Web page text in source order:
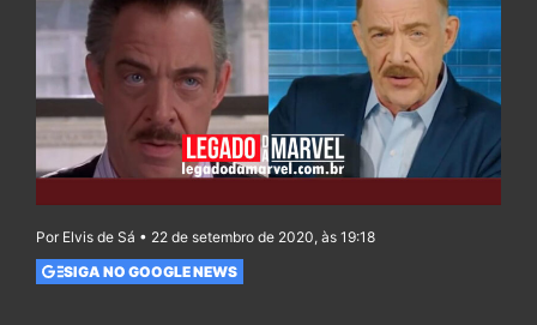
Por Elvis de Sá • 22 de setembro de 2020, às 19:18
SIGA NO GOOGLE NEWS